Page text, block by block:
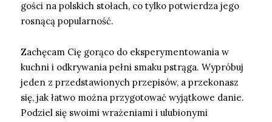
gości na polskich stołach, co tylko potwierdza jego
rosnącą popularność.
Zachęcam Cię gorąco do eksperymentowania w
kuchni i odkrywania pełni smaku pstrąga. Wypróbuj
jeden z przedstawionych przepisów, a przekonasz
się, jak łatwo można przygotować wyjątkowe danie.
Podziel się swoimi wrażeniami i ulubionymi